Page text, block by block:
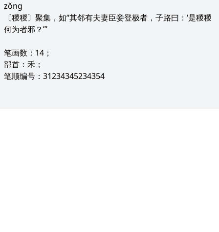
zǒng
〔稯稯〕聚集，如“其邻有夫妻臣妾登极者，子路曰：‘是稯稯
何为者邪？’”
笔画数：14；
部首：禾；
笔顺编号：31234345234354